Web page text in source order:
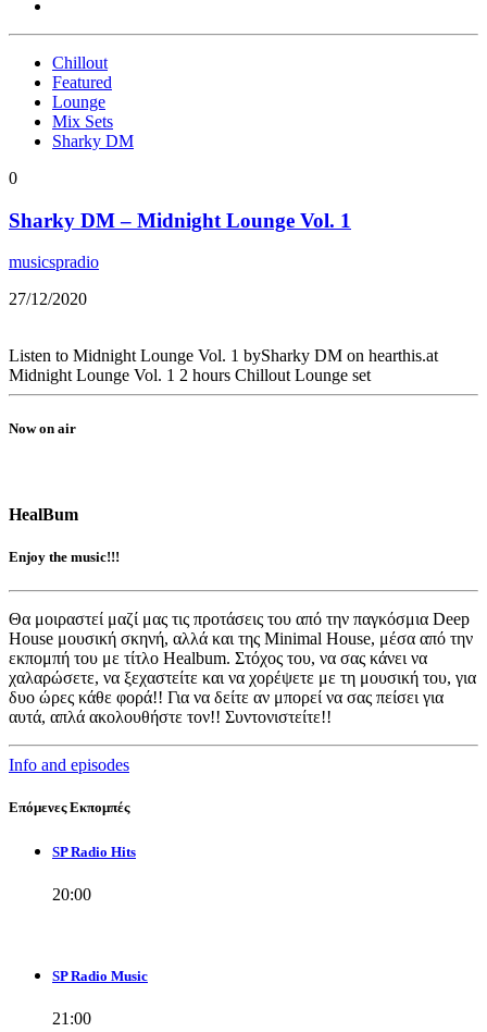
Chillout
Featured
Lounge
Mix Sets
Sharky DM
0
Sharky DM – Midnight Lounge Vol. 1
musicspradio
27/12/2020
Listen to Midnight Lounge Vol. 1 bySharky DM on hearthis.at
Midnight Lounge Vol. 1 2 hours Chillout Lounge set
Now on air
HealBum
Enjoy the music!!!
Θα μοιραστεί μαζί μας τις προτάσεις του από την παγκόσμια Deep
House μουσική σκηνή, αλλά και της Minimal House, μέσα από την
εκπομπή του με τίτλο Healbum. Στόχος του, να σας κάνει να
χαλαρώσετε, να ξεχαστείτε και να χορέψετε με τη μουσική του, για
δυο ώρες κάθε φορά!! Για να δείτε αν μπορεί να σας πείσει για
αυτά, απλά ακολουθήστε τον!! Συντονιστείτε!!
Info and episodes
Επόμενες Εκπομπές
SP Radio Hits
20:00
SP Radio Music
21:00